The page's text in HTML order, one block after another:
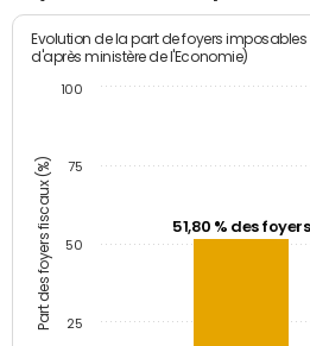
Part des foyers fiscaux (%)
Evolution de la part de foyers imposables
d'après ministère de l'Economie)
51,80 % des foyers
25
50
75
100